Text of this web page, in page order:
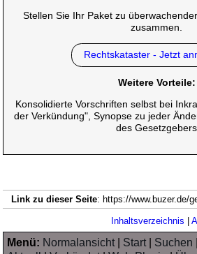
Stellen Sie Ihr Paket zu
zusammen.
Rechtskataster - Jetzt
Weitere Vorteile:
Konsolidierte Vorschriften selbst bei
der Verkündung", Synopse zu jeder
des Gesetzgebers
Link zu dieser Seite: https://www.buzer.de/
Inhaltsverzeichnis
Menü: Normalansicht| Start| Suchen